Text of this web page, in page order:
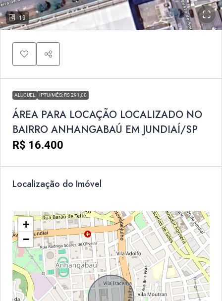
19
ALUGUEL IPTU/MÊS: R$ 291,00
ÁREA PARA LOCAÇÃO LOCALIZADO NO
BAIRRO ANHANGABAÚ EM JUNDIAÍ/SP
R$ 16.400
Localização do Imóvel
+
−